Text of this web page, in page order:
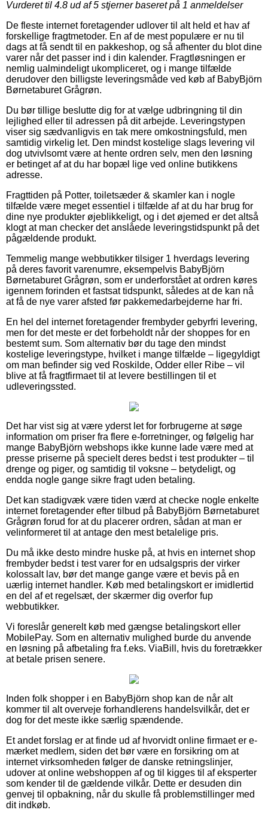
Vurderet til 4.8 ud af 5 stjerner baseret på 1 anmeldelser
De fleste internet foretagender udlover til alt held et hav af
forskellige fragtmetoder. En af de mest populære er nu til
dags at få sendt til en pakkeshop, og så afhenter du blot dine
varer når det passer ind i din kalender. Fragtløsningen er
nemlig ualmindeligt ukompliceret, og i mange tilfælde
derudover den billigste leveringsmåde ved køb af BabyBjörn
Børnetaburet Grågrøn.
Du bør tillige beslutte dig for at vælge udbringning til din
lejlighed eller til adressen på dit arbejde. Leveringstypen
viser sig sædvanligvis en tak mere omkostningsfuld, men
samtidig virkelig let. Den mindst kostelige slags levering vil
dog utvivlsomt være at hente ordren selv, men den løsning
er betinget af at du har bopæl lige ved online butikkens
adresse.
Fragttiden på Potter, toiletsæder & skamler kan i nogle
tilfælde være meget essentiel i tilfælde af at du har brug for
dine nye produkter øjeblikkeligt, og i det øjemed er det altså
klogt at man checker det anslåede leveringstidspunkt på det
pågældende produkt.
Temmelig mange webbutikker tilsiger 1 hverdags levering
på deres favorit varenumre, eksempelvis BabyBjörn
Børnetaburet Grågrøn, som er underforstået at ordren køres
igennem forinden et fastsat tidspunkt, således at de kan nå
at få de nye varer afsted før pakkemedarbejderne har fri.
En hel del internet foretagender frembyder gebyrfri levering,
men for det meste er det forbeholdt når der shoppes for en
bestemt sum. Som alternativ bør du tage den mindst
kostelige leveringstype, hvilket i mange tilfælde – ligegyldigt
om man befinder sig ved Roskilde, Odder eller Ribe – vil
blive at få fragtfirmaet til at levere bestillingen til et
udleveringssted.
Det har vist sig at være yderst let for forbrugerne at søge
information om priser fra flere e-forretninger, og følgelig har
mange BabyBjörn webshops ikke kunne lade være med at
presse priserne på specielt deres bedst i test produkter – til
drenge og piger, og samtidig til voksne – betydeligt, og
endda nogle gange sikre fragt uden betaling.
Det kan stadigvæk være tiden værd at checke nogle enkelte
internet foretagender efter tilbud på BabyBjörn Børnetaburet
Grågrøn forud for at du placerer ordren, sådan at man er
velinformeret til at antage den mest betalelige pris.
Du må ikke desto mindre huske på, at hvis en internet shop
frembyder bedst i test varer for en udsalgspris der virker
kolossalt lav, bør det mange gange være et bevis på en
uærlig internet handler. Køb med betalingskort er imidlertid
en del af et regelsæt, der skærmer dig overfor fup
webbutikker.
Vi foreslår generelt køb med gængse betalingskort eller
MobilePay. Som en alternativ mulighed burde du anvende
en løsning på afbetaling fra f.eks. ViaBill, hvis du foretrækker
at betale prisen senere.
Inden folk shopper i en BabyBjörn shop kan de når alt
kommer til alt overveje forhandlerens handelsvilkår, det er
dog for det meste ikke særlig spændende.
Et andet forslag er at finde ud af hvorvidt online firmaet er e-
mærket medlem, siden det bør være en forsikring om at
internet virksomheden følger de danske retningslinjer,
udover at online webshoppen af og til kigges til af eksperter
som kender til de gældende vilkår. Dette er desuden din
genvej til opbakning, når du skulle få problemstillinger med
dit indkøb.